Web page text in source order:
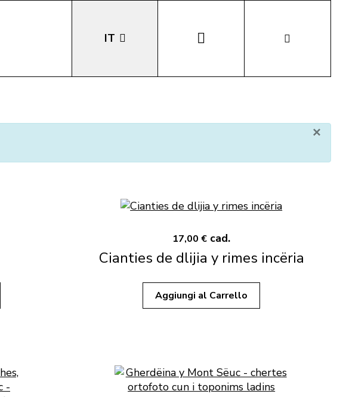
IT
×
17,00 € cad.
Cianties de dlijia y rimes incëria
Aggiungi al Carrello